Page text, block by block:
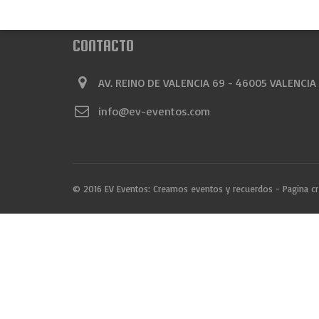
CONTACTO
AV. REINO DE VALENCIA 69 - 46005 VALENCIA
info@ev-eventos.com
© 2016 EV Eventos: Creamos eventos y recuerdos - Pagina